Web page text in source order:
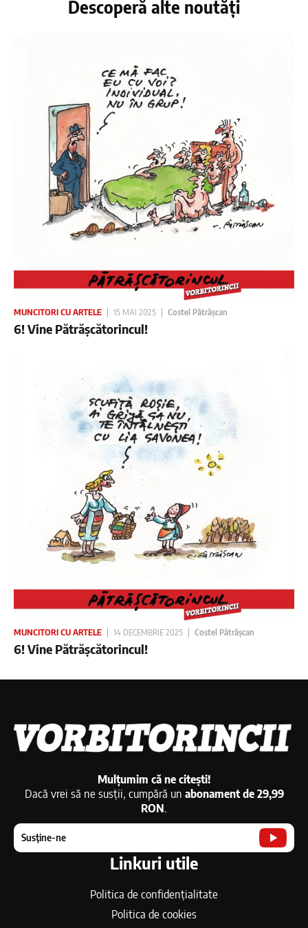
Descoperă alte noutăți
MUNCITORI CU ARTELE 15 MAI 2025 Costel Pătrășcan
6! Vine Pătrășcătorincul!
MUNCITORI CU ARTELE 14 DECEMBRIE 2025 Costel Pătrășcan
6! Vine Pătrășcătorincul!
Mulțumim că ne citești!
Dacă vrei să ne susții, cumpără un abonament de 29,99
RON.
Susține-ne
Linkuri utile
Politica de confidențialitate
Politica de cookies